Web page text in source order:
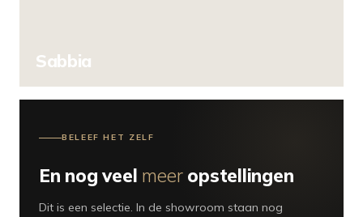
Sabbia
BELEEF HET ZELF
En nog veel meeropstellingen
Dit is een selectie. In de showroom staan nog